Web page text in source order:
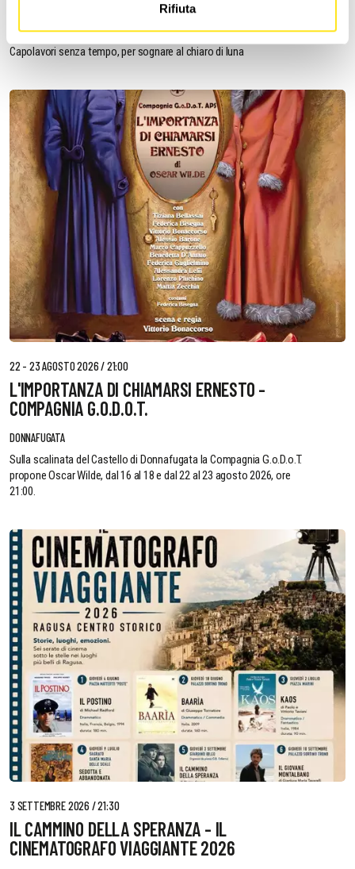
Rifiuta
DONNAFUGATA
Capolavori senza tempo, per sognare al chiaro di luna
22 - 23 AGOSTO 2026 / 21:00
L'IMPORTANZA DI CHIAMARSI ERNESTO -
COMPAGNIA G.O.D.O.T.
DONNAFUGATA
Sulla scalinata del Castello di Donnafugata la Compagnia G.o.D.o.T.
propone Oscar Wilde, dal 16 al 18 e dal 22 al 23 agosto 2026, ore
21:00.
3 SETTEMBRE 2026 / 21:30
IL CAMMINO DELLA SPERANZA - IL
CINEMATOGRAFO VIAGGIANTE 2026